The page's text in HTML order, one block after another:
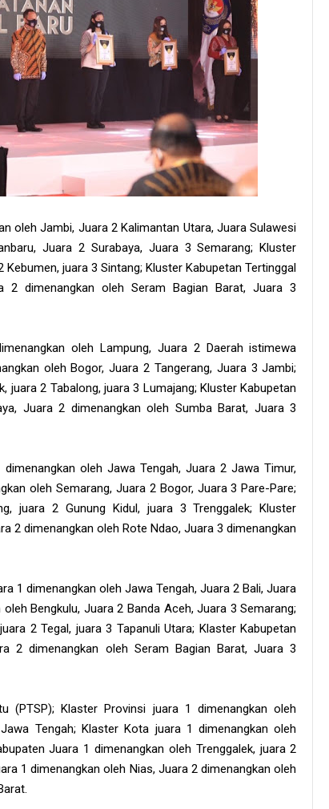
oleh Jambi, Juara 2 Kalimantan Utara, Juara Sulawesi
Juara 2 Surabaya, Juara 3 Semarang; Kluster
juara 3 Sintang; Kluster Kabupetan Tertinggal
2 dimenangkan oleh Seram Bagian Barat, Juara 3
oleh Lampung, Juara 2 Daerah istimewa
oleh Bogor, Juara 2 Tangerang, Juara 3 Jambi;
juara 2 Tabalong, juara 3 Lumajang; Kluster Kabupetan
Juara 2 dimenangkan oleh Sumba Barat, Juara 3
oleh Jawa Tengah, Juara 2 Jawa Timur,
oleh Semarang, Juara 2 Bogor, Juara 3 Pare-Pare;
juara 2 Gunung Kidul, juara 3 Trenggalek; Kluster
2 dimenangkan oleh Rote Ndao, Juara 3 dimenangkan
1 dimenangkan oleh Jawa Tengah, Juara 2 Bali, Juara
Bengkulu, Juara 2 Banda Aceh, Juara 3 Semarang;
2 Tegal, juara 3 Tapanuli Utara; Klaster Kabupetan
2 dimenangkan oleh Seram Bagian Barat, Juara 3
(PTSP); Klaster Provinsi juara 1 dimenangkan oleh
Tengah; Klaster Kota juara 1 dimenangkan oleh
Juara 1 dimenangkan oleh Trenggalek, juara 2
1 dimenangkan oleh Nias, Juara 2 dimenangkan oleh